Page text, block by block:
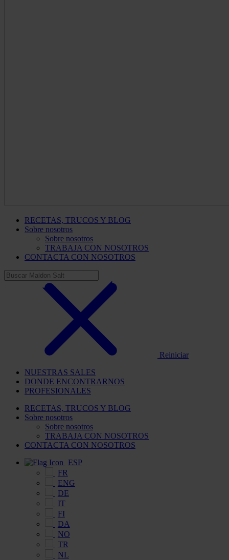
RECETAS, TRUCOS Y BLOG
Sobre nosotros
Sobre nosotros
TRABAJA CON NOSOTROS
CONTACTA CON NOSOTROS
Reiniciar
NUESTRAS SALES
DONDE ENCONTRARNOS
PROFESIONALES
RECETAS, TRUCOS Y BLOG
Sobre nosotros
Sobre nosotros
TRABAJA CON NOSOTROS
CONTACTA CON NOSOTROS
ESP
FR
ENG
DE
IT
FI
DA
NO
TR
NL